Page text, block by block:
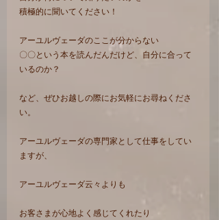
積極的に聞いてください！
アーユルヴェーダのここが分からない
〇〇という本を読んだんだけど、自分に合って
いるのか？
など、ぜひお越しの際にお気軽にお尋ねくださ
い。
アーユルヴェーダの専門家として仕事をしてい
ますが、
アーユルヴェーダ云々よりも
お客さまが心地よく感じてくれたり